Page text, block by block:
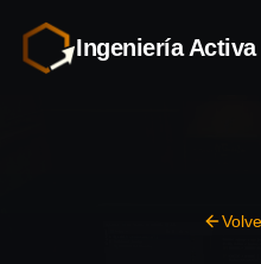
Ingeniería Activa